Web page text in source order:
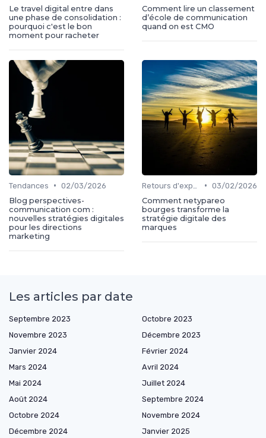
Le travel digital entre dans
une phase de consolidation :
pourquoi c'est le bon
moment pour racheter
Comment lire un classement
d’école de communication
quand on est CMO
Tendances • 02/03/2026
Blog perspectives-
communication com :
nouvelles stratégies digitales
pour les directions
marketing
• 03/02/2026
Comment netypareo
bourges transforme la
stratégie digitale des
marques
Les articles par date
Septembre 2023
Octobre 2023
Novembre 2023
Décembre 2023
Janvier 2024
Février 2024
Mars 2024
Avril 2024
Mai 2024
Juillet 2024
Août 2024
Septembre 2024
Octobre 2024
Novembre 2024
Décembre 2024
Janvier 2025